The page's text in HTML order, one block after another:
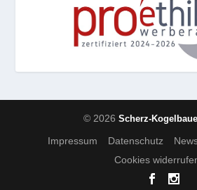
© 2026 Scherz-
Impressum Datenschutz
Cookies